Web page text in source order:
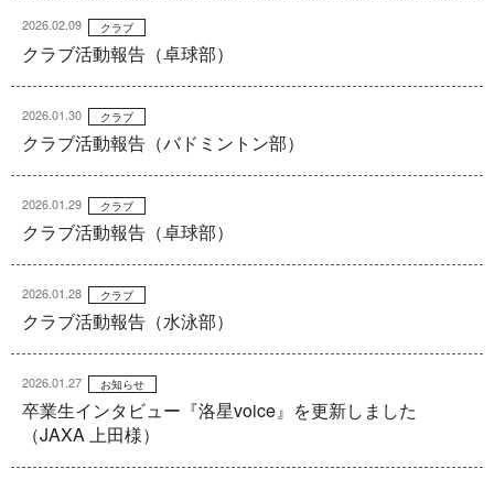
2026.02.09 クラブ
クラブ活動報告（卓球部）
2026.01.30 クラブ
クラブ活動報告（バドミントン部）
2026.01.29 クラブ
クラブ活動報告（卓球部）
2026.01.28 クラブ
クラブ活動報告（水泳部）
2026.01.27 お知らせ
卒業生インタビュー『洛星voice』を更新しました
（JAXA 上田様）